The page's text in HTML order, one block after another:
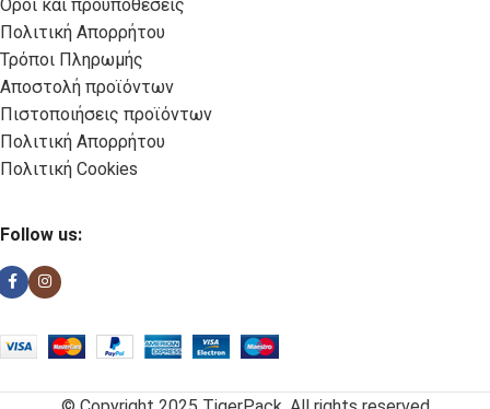
Όροι και προϋποθέσεις
Πολιτική Απορρήτου
Τρόποι Πληρωμής
Αποστολή προϊόντων
Πιστοποιήσεις προϊόντων
Πολιτική Απορρήτου
Πολιτική Cookies
Follow us: